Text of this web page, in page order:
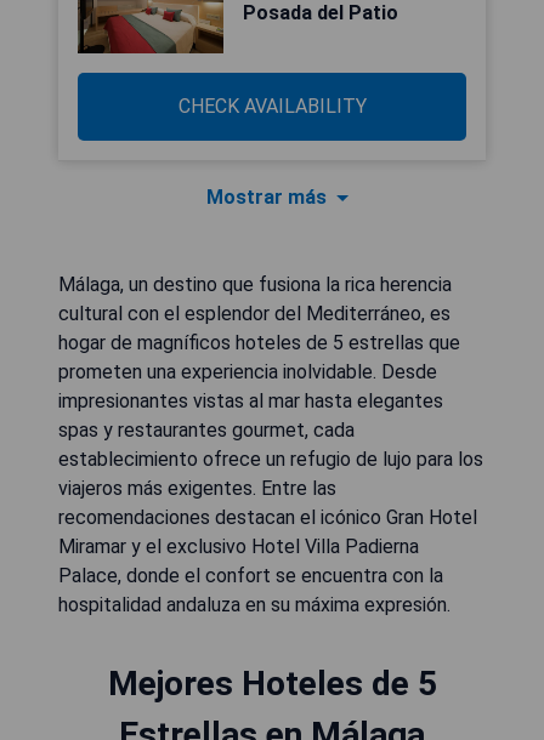
Posada del Patio
CHECK AVAILABILITY
Mostrar más
Málaga, un destino que fusiona la rica herencia
cultural con el esplendor del Mediterráneo, es
hogar de magníficos hoteles de 5 estrellas que
prometen una experiencia inolvidable. Desde
impresionantes vistas al mar hasta elegantes
spas y restaurantes gourmet, cada
establecimiento ofrece un refugio de lujo para los
viajeros más exigentes. Entre las
recomendaciones destacan el icónico Gran Hotel
Miramar y el exclusivo Hotel Villa Padierna
Palace, donde el confort se encuentra con la
hospitalidad andaluza en su máxima expresión.
Mejores Hoteles de 5